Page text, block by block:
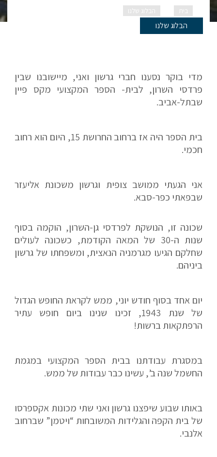
בית הבלוג שלנו
הבלוג שלנו
מדי בוקר נסענו חברי גרשון ואני, מיישובנו שבין
פרדסי השרון, לבית- הספר המקצועי מקס פיין
שבתל-אביב.
בית הספר היה אז ברחוב החרושת 15, היום הוא רחוב
חכמי.
אני הגעתי ממושב צופית וגרשון משכונת אליעזר
שבפאתי כפר-סבא.
שכונה זו, הנושקת לפרדסי גן-השרון, הוקמה בסוף
שנות ה-30 של המאה הקודמת, כשכונה לעולים
שחלקם הגיעו מגרמניה הנאצית, ומשפחתו של גרשון
ביניהם.
יום אחד בסוף חודש יוני, ממש לקראת החופש הגדול
של שנת 1943, זכינו שנינו ביום חופש עתיר
הרפתקאות ברשות!
במסגרת עבודתנו בבית הספר המקצועי במגמת
החשמל שנה ב’, עשינו כבר עבודות של ממש.
באותו שבוע שיפצנו גרשון ואני שתי מכונות אקספרסו
של בית הקפה והגלידות המשובחות “ויטמן” שברחוב
אלנבי.